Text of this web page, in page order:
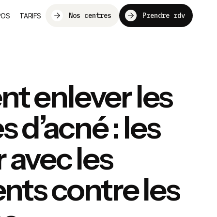
TARIFS Nos centres Prendre rdv
enlever les
d’acné : les
les
contre les